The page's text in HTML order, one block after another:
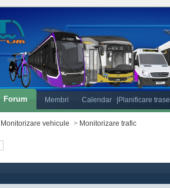
Forum Membri Calendar |Planificare
Monitorizare vehicule > Monitorizare trafic